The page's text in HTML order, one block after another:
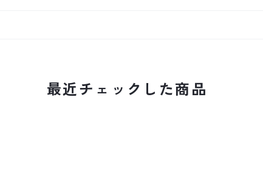
最近チェックした商品